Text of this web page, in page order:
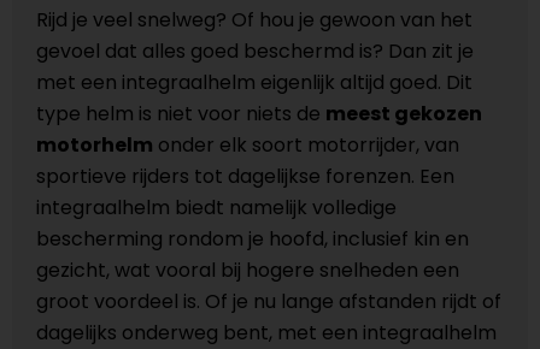
Rijd je veel snelweg? Of hou je gewoon van het
gevoel dat alles goed beschermd is? Dan zit je
met een integraalhelm eigenlijk altijd goed. Dit
type helm is niet voor niets de meest gekozen
motorhelm onder elk soort motorrijder, van
sportieve rijders tot dagelijkse forenzen. Een
integraalhelm biedt namelijk volledige
bescherming rondom je hoofd, inclusief kin en
gezicht, wat vooral bij hogere snelheden een
groot voordeel is. Of je nu lange afstanden rijdt of
dagelijks onderweg bent, met een integraalhelm